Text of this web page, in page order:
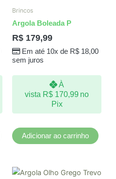
Brincos
Argola Boleada P
R$ 179,99
Em até 10x de R$18,00
sem juros
À
vista R$170,99 no
Pix
Adicionar ao carrinho